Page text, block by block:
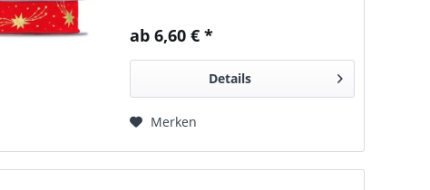
ab 6,60 € *
Details
Merken